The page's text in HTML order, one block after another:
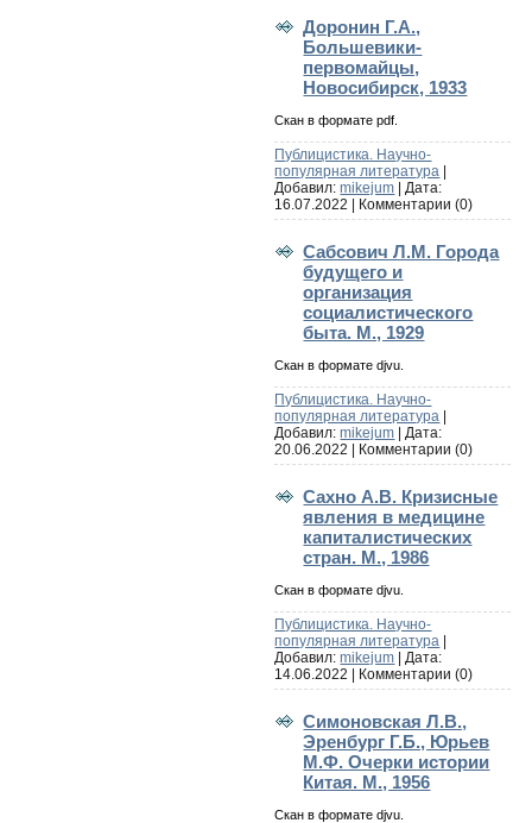
Доронин Г.А.,
Большевики-
первомайцы,
Новосибирск, 1933
Скан в формате pdf.
Публицистика. Научно-
популярная литература
Добавил:mikejum | Дата:
16.07.2022
Комментарии (0)
Сабсович Л.М. Города
будущего и
организация
социалистического
быта. М., 1929
Скан в формате djvu.
Публицистика. Научно-
популярная литература
Добавил:mikejum | Дата:
20.06.2022
Комментарии (0)
Сахно А.В. Кризисные
явления в медицине
капиталистических
стран. М., 1986
Скан в формате djvu.
Публицистика. Научно-
популярная литература
Добавил:mikejum | Дата:
14.06.2022
Комментарии (0)
Симоновская Л.В.,
Эренбург Г.Б., Юрьев
М.Ф. Очерки истории
Китая. М., 1956
Скан в формате djvu.